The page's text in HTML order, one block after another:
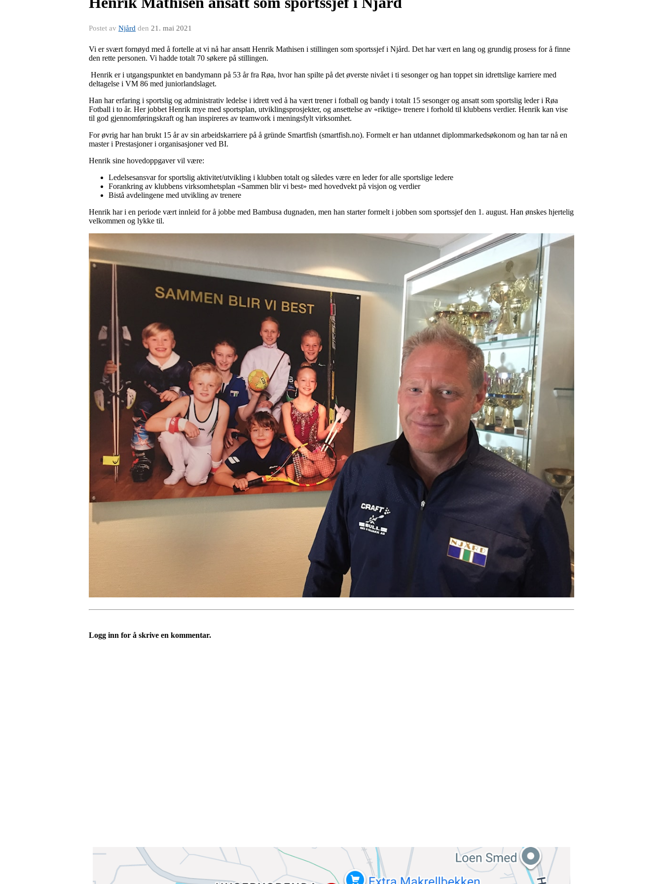
Postet av Njård den 21. mai 2021
Vi er svært fornøyd med å fortelle at vi nå har ansatt Henrik Mathisen i stillingen som sportssjef i Njård. Det har vært en lang og grundig prosess for å finne
den rette personen. Vi hadde totalt 70 søkere på stillingen.
Henrik er i utgangspunktet en bandymann på 53 år fra Røa, hvor han spilte på det øverste nivået i ti sesonger og han toppet sin idrettslige karriere med
deltagelse i VM 86 med juniorlandslaget.
Han har erfaring i sportslig og administrativ ledelse i idrett ved å ha vært trener i fotball og bandy i totalt 15 sesonger og ansatt som sportslig leder i Røa
Fotball i to år. Her jobbet Henrik mye med sportsplan, utviklingsprosjekter, og ansettelse av «riktige» trenere i forhold til klubbens verdier. Henrik kan vise
til god gjennomføringskraft og han inspireres av teamwork i meningsfylt virksomhet.
For øvrig har han brukt 15 år av sin arbeidskarriere på å gründe Smartfish (smartfish.no). Formelt er han utdannet diplommarkedsøkonom og han tar nå en
master i Prestasjoner i organisasjoner ved BI.
Henrik sine hovedoppgaver vil være:
Ledelsesansvar for sportslig aktivitet/utvikling i klubben totalt og således være en leder for alle sportslige ledere
Forankring av klubbens virksomhetsplan «Sammen blir vi best» med hovedvekt på visjon og verdier
Bistå avdelingene med utvikling av trenere
Henrik har i en periode vært innleid for å jobbe med Bambusa dugnaden, men han starter formelt i jobben som sportssjef den 1. august. Han ønskes hjertelig
velkommen og lykke til.
Logg inn for å skrive en kommentar.